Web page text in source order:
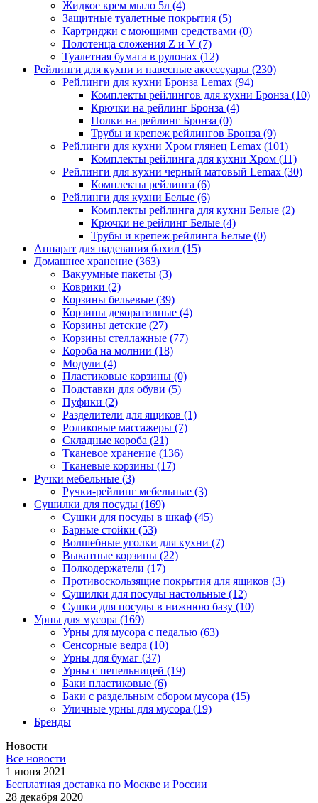
Жидкое крем мыло 5л (4)
Защитные туалетные покрытия (5)
Картриджи с моющими средствами (0)
Полотенца сложения Z и V (7)
Туалетная бумага в рулонах (12)
Рейлинги для кухни и навесные аксессуары (230)
Рейлинги для кухни Бронза Lemax (94)
Комплекты рейлингов для кухни Бронза (10)
Крючки на рейлинг Бронза (4)
Полки на рейлинг Бронза (0)
Трубы и крепеж рейлингов Бронза (9)
Рейлинги для кухни Хром глянец Lemax (101)
Комплекты рейлинга для кухни Хром (11)
Рейлинги для кухни черный матовый Lemax (30)
Комплекты рейлинга (6)
Рейлинги для кухни Белые (6)
Комплекты рейлинга для кухни Белые (2)
Крючки не рейлинг Белые (4)
Трубы и крепеж рейлинга Белые (0)
Аппарат для надевания бахил (15)
Домашнее хранение (363)
Вакуумные пакеты (3)
Коврики (2)
Корзины бельевые (39)
Корзины декоративные (4)
Корзины детские (27)
Корзины стеллажные (77)
Короба на молнии (18)
Модули (4)
Пластиковые корзины (0)
Подставки для обуви (5)
Пуфики (2)
Разделители для ящиков (1)
Роликовые массажеры (7)
Складные короба (21)
Тканевое хранение (136)
Тканевые корзины (17)
Ручки мебельные (3)
Ручки-рейлинг мебельные (3)
Сушилки для посуды (169)
Сушки для посуды в шкаф (45)
Барные стойки (53)
Волшебные уголки для кухни (7)
Выкатные корзины (22)
Полкодержатели (17)
Противоскользящие покрытия для ящиков (3)
Сушилки для посуды настольные (12)
Сушки для посуды в нижнюю базу (10)
Урны для мусора (169)
Урны для мусора с педалью (63)
Сенсорные ведра (10)
Урны для бумаг (37)
Урны с пепельницей (19)
Баки пластиковые (6)
Баки с раздельным сбором мусора (15)
Уличные урны для мусора (19)
Бренды
Новости
Все новости
1 июня 2021
Бесплатная доставка по Москве и России
28 декабря 2020